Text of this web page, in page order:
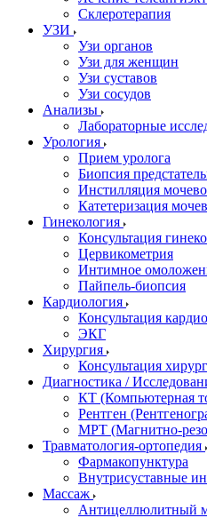
Склеротерапия
УЗИ
Узи органов
Узи для женщин
Узи cуставов
Узи сосудов
Анализы
Лабораторные
Урология
Прием уролога
Биопсия
Инстилляция
Катетеризация
Гинекология
Консультация
Цервикометрия
Интимное
Пайпель-биопсия
Кардиология
Консультация
ЭКГ
Хирургия
Консультация
Диагностика /
КТ (Компьютерная
Рентген
МРТ (Магнитно-
Травматология-ортопедия
Фармакопунктура
Внутрисуставные
Массаж
Антицеллюлитный